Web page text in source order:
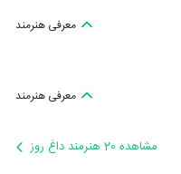
معرفی هنرمند
معرفی هنرمند
مشاهده 20 هنرمند داغ روز